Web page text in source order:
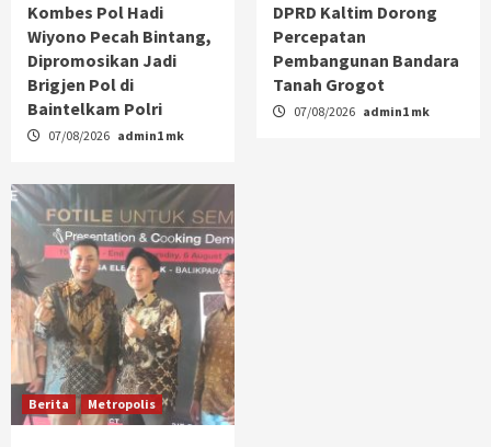
Kombes Pol Hadi
Wiyono Pecah Bintang,
Dipromosikan Jadi
Brigjen Pol di
Baintelkam Polri
07/08/2026 admin1 mk
DPRD Kaltim Dorong
Percepatan
Pembangunan Bandara
Tanah Grogot
07/08/2026 admin1 mk
Berita Metropolis